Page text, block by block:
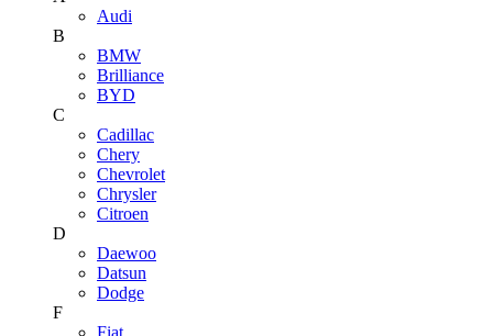
Audi
B
BMW
Brilliance
BYD
C
Cadillac
Chery
Chevrolet
Chrysler
Citroen
D
Daewoo
Datsun
Dodge
F
Fiat